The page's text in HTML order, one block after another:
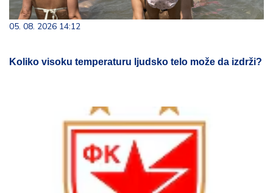
05. 08. 2026 14:12
Koliko visoku temperaturu ljudsko telo može da izdrži?